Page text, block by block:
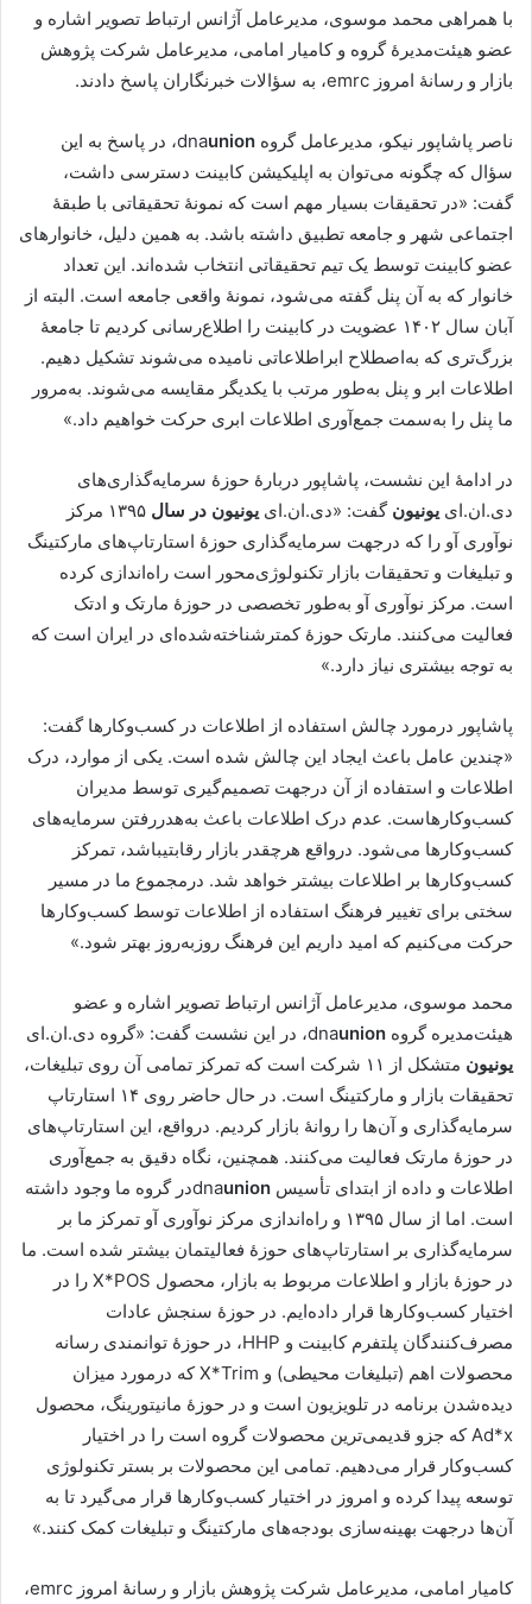
با همراهی محمد موسوی، مدیرعامل آژانس ارتباط تصویر اشاره و
عضو هیئت‌مدیرۀ گروه و کامیار امامی، مدیرعامل شرکت پژوهش
بازار و رسانۀ امروز emrc، به سؤالات خبرنگاران پاسخ دادند.
ناصر پاشاپور نیکو، مدیرعامل گروه dnaunion
، در پاسخ به این
سؤال که چگونه می‌توان به اپلیکیشن کابینت دسترسی داشت،
گفت: «در تحقیقات بسیار مهم است که نمونۀ تحقیقاتی با طبقۀ
اجتماعی شهر و جامعه تطبیق داشته باشد. به همین دلیل، خانوارهای
عضو کابینت توسط یک تیم تحقیقاتی انتخاب شده‌اند. این تعداد
خانوار که به آن پنل گفته می‌شود، نمونۀ واقعی جامعه است. البته از
آبان سال ۱۴۰۲ عضویت در کابینت را اطلاع‌رسانی کردیم تا جامعۀ
بزرگ‌تری که به‌اصطلاح ابراطلاعاتی نامیده می‌شوند تشکیل دهیم.
اطلاعات ابر و پنل به‌طور مرتب با یکدیگر مقایسه می‌شوند. به‌مرور
ما پنل را به‌سمت جمع‌آوری اطلاعات ابری حرکت خواهیم داد.»
در ادامۀ این نشست، پاشاپور دربارۀ حوزۀ سرمایه‌گذاری‌های
دی.ان.ای یونیون گفت: «دی.ان.ای یونیون در سال
۱۳۹۵ مرکز
نوآوری آو را که درجهت سرمایه‌گذاری حوزۀ استارتاپ‌های مارکتینگ
و تبلیغات و تحقیقات بازار تکنولوژی‌محور است راه‌اندازی کرده
است. مرکز نوآوری آو به‌طور تخصصی در حوزۀ مارتک و ادتک
فعالیت می‌‌کنند. مارتک حوزۀ کمترشناخته‌شده‌ای در ایران است که
به توجه بیشتری نیاز دارد.»
پاشاپور درمورد چالش استفاده از اطلاعات در کسب‌وکارها گفت:
«چندین عامل باعث ایجاد این چالش شده است. یکی از موارد، درک
اطلاعات و استفاده از آن درجهت تصمیم‌گیری توسط مدیران
کسب‌وکارهاست. عدم درک اطلاعات باعث به‌هدررفتن سرمایه‌های
کسب‌وکارها می‌شود. درواقع هرچقدر بازار رقابتیباشد، تمرکز
کسب‌وکارها بر اطلاعات بیشتر خواهد شد. درمجموع ما در مسیر
سختی برای تغییر فرهنگ استفاده از اطلاعات توسط کسب‌وکارها
حرکت می‌کنیم که امید داریم این فرهنگ روزبه‌روز بهتر شود.»
محمد موسوی، مدیرعامل آژانس ارتباط تصویر اشاره و عضو
هیئت‌مدیره گروه
dnaunion
، در این نشست گفت: «گروه دی.ان.ای
یونیون
متشکل از ۱۱ شرکت است که تمرکز تمامی آن روی تبلیغات،
تحقیقات بازار و مارکتینگ است. در حال حاضر روی ۱۴ استارتاپ
سرمایه‌گذاری و آن‌ها را روانۀ بازار کردیم. درواقع، این استارتاپ‌های
در حوزۀ مارتک فعالیت می‌کنند. همچنین، نگاه دقیق به جمع‌آوری
اطلاعات و داده از ابتدای تأسیس
dnaunion
در گروه ما وجود داشته
است. اما از سال ۱۳۹۵ و راه‌اندازی مرکز نوآوری آو تمرکز ما بر
سرمایه‌گذاری بر استارتاپ‌های حوزۀ فعالیتمان بیشتر شده است. ما
در حوزۀ بازار و اطلاعات مربوط به بازار، محصول X*POS را در
اختیار کسب‌وکارها قرار داده‌ایم. در حوزۀ سنجش عادات
مصرف‌کنندگان پلتفرم کابینت و HHP، در حوزۀ توانمندی رسانه
محصولات اهم (تبلیغات محیطی) و X*Trimکه درمورد میزان
دیده‌شدن برنامه در تلویزیون است و در حوزۀ مانیتورینگ، محصول
Ad*x که جزو قدیمی‌ترین محصولات گروه است را در اختیار
کسب‌وکار قرار می‌دهیم. تمامی این محصولات بر بستر تکنولوژی
توسعه پیدا کرده و امروز در اختیار کسب‌وکارها قرار می‌گیرد تا به
آن‌ها درجهت بهینه‌سازی بودجه‌های مارکتینگ و تبلیغات کمک کنند.»
کامیار امامی، مدیرعامل شرکت پژوهش بازار و رسانۀ امروز emrc،